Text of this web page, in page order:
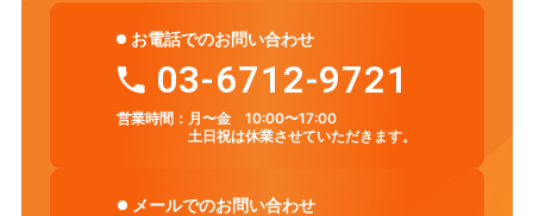
お電話でのお問い合わせ
03-6712-9721
営業時間： 月〜金 10:00〜17:00
土日祝は休業させていただきます。
メールでのお問い合わせ